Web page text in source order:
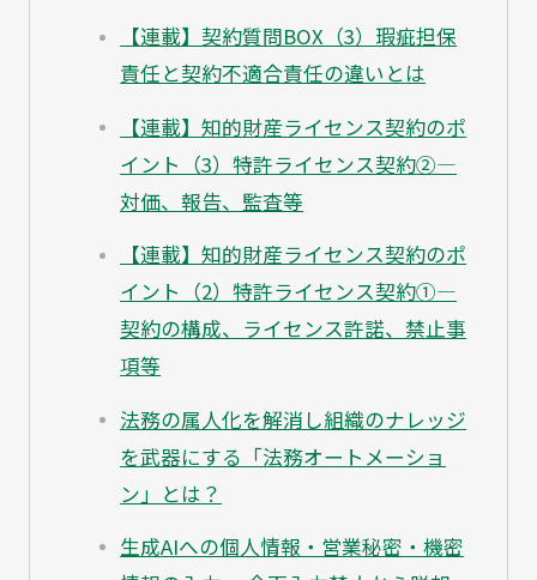
【連載】契約質問BOX（3）瑕疵担保
責任と契約不適合責任の違いとは
【連載】知的財産ライセンス契約のポ
イント（3）特許ライセンス契約②—
対価、報告、監査等
【連載】知的財産ライセンス契約のポ
イント（2）特許ライセンス契約①—
契約の構成、ライセンス許諾、禁止事
項等
法務の属人化を解消し組織のナレッジ
を武器にする「法務オートメーショ
ン」とは？
生成AIへの個人情報・営業秘密・機密